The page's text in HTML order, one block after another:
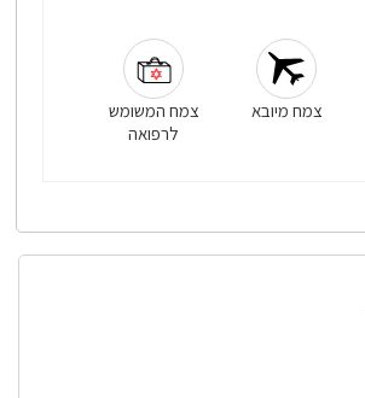
צמח מיובא
צמח המשומש
לרפואה